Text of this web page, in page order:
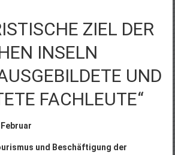
ZIEL DER
INSELN
UND
FACHLEUTE“
und Beschäftigung der